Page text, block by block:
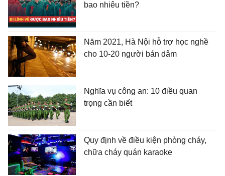
bao nhiêu tiền?
Năm 2021, Hà Nội hỗ trợ học nghề
cho 10-20 người bán dâm
Nghĩa vụ công an: 10 điều quan
trọng cần biết
Quy định về điều kiện phòng cháy,
chữa cháy quán karaoke